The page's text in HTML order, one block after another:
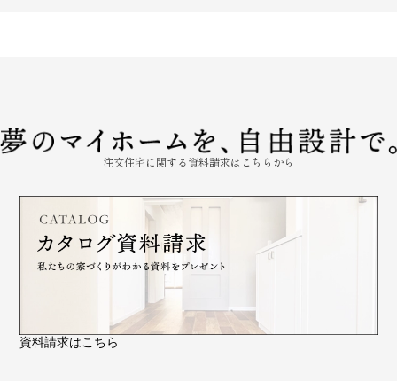
注文住宅に関する資料請求はこちらから
資料請求はこちら